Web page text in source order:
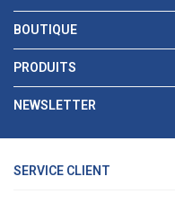
BOUTIQUE
PRODUITS
NEWSLETTER
SERVICE CLIENT